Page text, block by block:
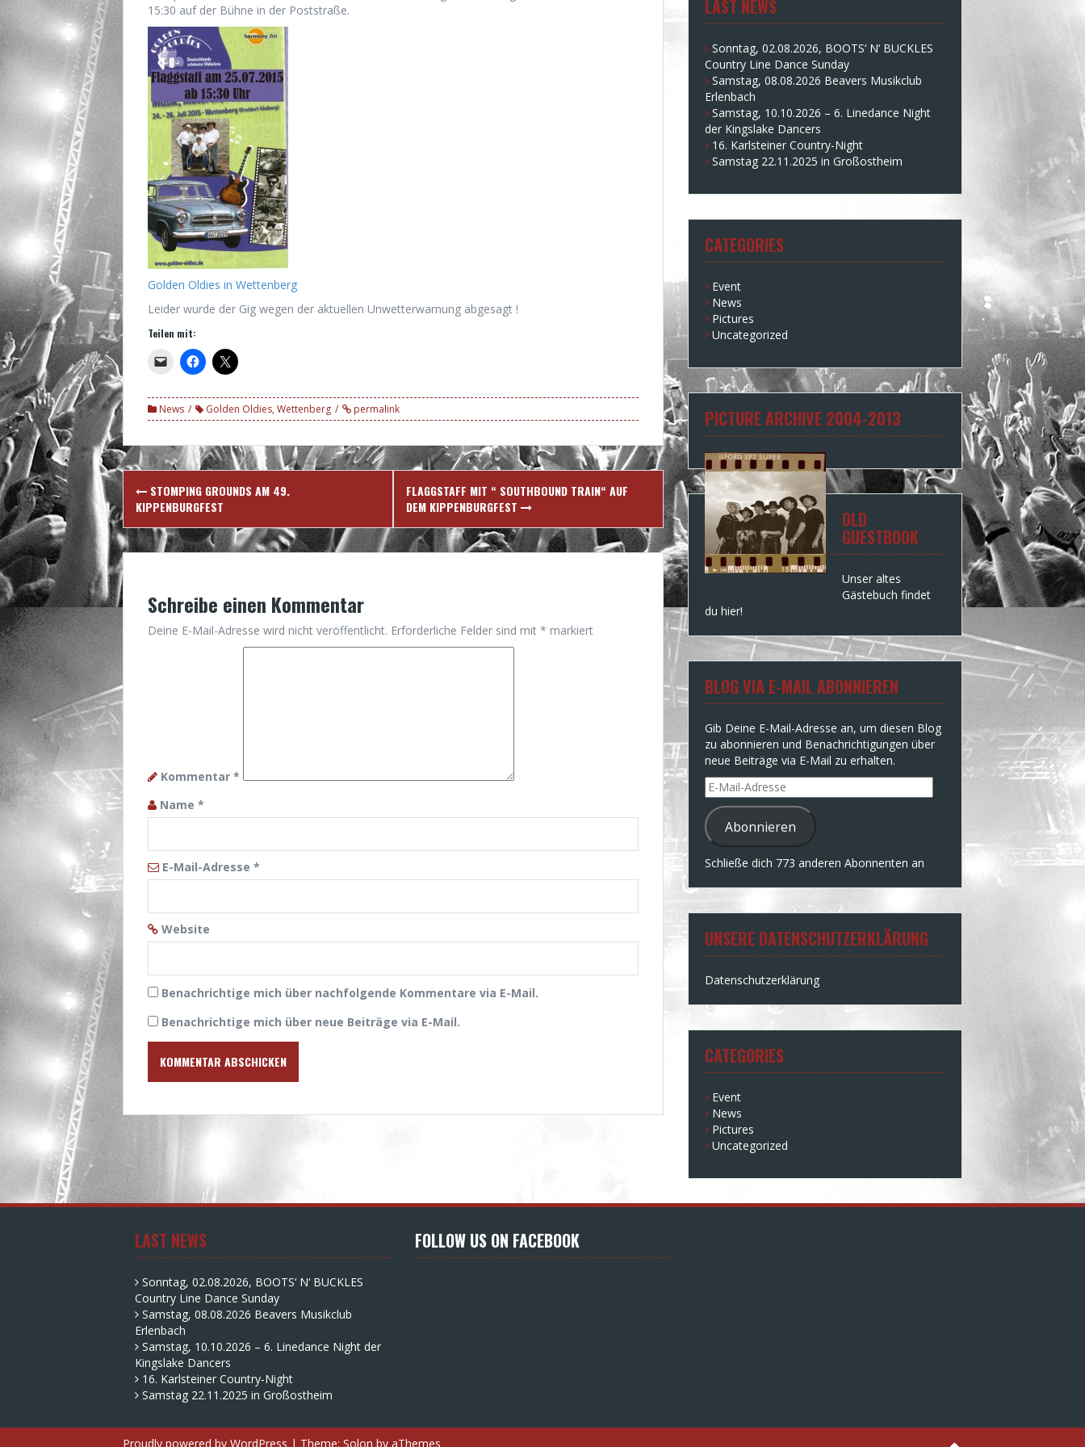
15:30 auf der Bühne in der Poststraße.
Golden Oldies in Wettenberg
Leider wurde der Gig wegen der aktuellen Unwetterwarnung abgesagt !
Teilen mit:
News Golden Oldies, Wettenberg permalink
Post
navigation
STOMPING GROUNDS AM 49.
KIPPENBURGFEST
FLAGGSTAFF MIT “ SOUTHBOUND TRAIN“ AUF
DEM KIPPENBURGFEST
Schreibe einen Kommentar
Deine E-Mail-Adresse wird nicht veröffentlicht. Erforderliche Felder sind mit * markiert
Kommentar *
Name *
E-Mail-Adresse *
Website
Benachrichtige mich über nachfolgende Kommentare via E-Mail.
Benachrichtige mich über neue Beiträge via E-Mail.
LAST NEWS
Sonntag, 02.08.2026, BOOTS‘ N‘ BUCKLES
Country Line Dance Sunday
Samstag, 08.08.2026 Beavers Musikclub
Erlenbach
Samstag, 10.10.2026 – 6. Linedance Night
der Kingslake Dancers
16. Karlsteiner Country-Night
Samstag 22.11.2025 in Großostheim
CATEGORIES
Event
News
Pictures
Uncategorized
PICTURE ARCHIVE 2004-2013
OLD
GUESTBOOK
Unser altes
Gästebuch findet
du hier!
BLOG VIA E-MAIL ABONNIEREN
Gib Deine E-Mail-Adresse an, um diesen Blog
zu abonnieren und Benachrichtigungen über
neue Beiträge via E-Mail zu erhalten.
E-
Mail-
Adresse
Abonnieren
Schließe dich 773 anderen Abonnenten an
UNSERE DATENSCHUTZERKLÄRUNG
Datenschutzerklärung
CATEGORIES
Event
News
Pictures
Uncategorized
LAST NEWS
Sonntag, 02.08.2026, BOOTS‘ N‘ BUCKLES
Country Line Dance Sunday
Samstag, 08.08.2026 Beavers Musikclub
Erlenbach
Samstag, 10.10.2026 – 6. Linedance Night der
Kingslake Dancers
16. Karlsteiner Country-Night
Samstag 22.11.2025 in Großostheim
FOLLOW US ON FACEBOOK
Proudly powered by WordPress | Theme: Solon by aThemes